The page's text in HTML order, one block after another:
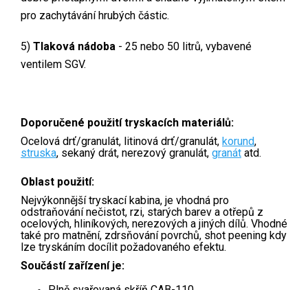
pro zachytávání hrubých částic.
5) Tlaková nádoba - 25 nebo 50 litrů, vybavené
ventilem SGV.
Doporučené použití tryskacích materiálů:
Ocelová drť/granulát, litinová drť/granulát, korund,
struska, sekaný drát, nerezový granulát, granát atd.
Oblast použití:
Nejvýkonnější tryskací kabina, je vhodná pro
odstraňování nečistot, rzi, starých barev a otřepů z
ocelových, hliníkových, nerezových a jiných dílů. Vhodné
také pro matnění, zdrsňování povrchů, shot peening kdy
lze tryskáním docílit požadovaného efektu.
Součástí zařízení je: